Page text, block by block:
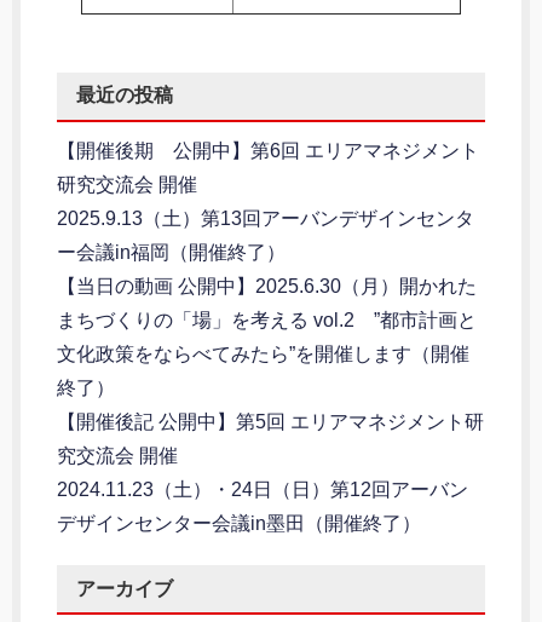
最近の投稿
【開催後期 公開中】第6回 エリアマネジメント
研究交流会 開催
2025.9.13（土）第13回アーバンデザインセンタ
ー会議in福岡（開催終了）
【当日の動画 公開中】2025.6.30（月）開かれた
まちづくりの「場」を考える vol.2 ”都市計画と
文化政策をならべてみたら”を開催します（開催
終了）
【開催後記 公開中】第5回 エリアマネジメント研
究交流会 開催
2024.11.23（土）・24日（日）第12回アーバン
デザインセンター会議in墨田（開催終了）
アーカイブ